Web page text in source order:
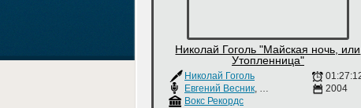
Николай Гоголь "Майская ночь, или
Утопленница"
Николай Гоголь
Евгений Весник, Рогволд Суховерко,
Вокс Рекордс
2004